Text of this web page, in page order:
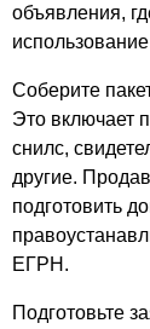
объявления,
Соберите
Это включает
снилс,
другие.
подготовить
ЕГРН.
Подготовьте